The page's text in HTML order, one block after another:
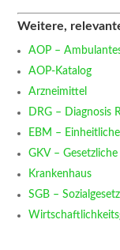
Weitere,
AOP –
AOP-Katalog
Arzneimittel
DRG – Diagnosis
EBM –
GKV –
Krankenhaus
SGB –